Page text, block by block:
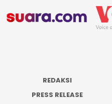
REDAKSI
PRESS RELEASE